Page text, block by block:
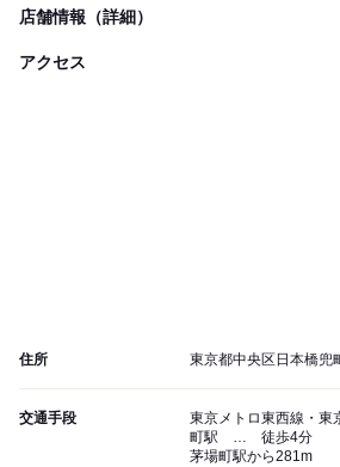
店舗情報（詳細）
アクセス
住所 東京都中央区日本橋兜
交通手段
東京メトロ東西線・
町駅 … 徒歩4分
茅場町駅から281m